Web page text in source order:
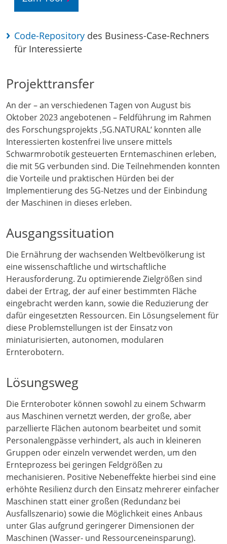
Code-Repository des Business-Case-Rechners
für Interessierte
Projekttransfer
An der – an verschiedenen Tagen von August bis
Oktober 2023 angebotenen – Feldführung im Rahmen
des Forschungsprojekts ‚5G.NATURAL‘ konnten alle
Interessierten kostenfrei live unsere mittels
Schwarmrobotik gesteuerten Erntemaschinen erleben,
die mit 5G verbunden sind. Die Teilnehmenden konnten
die Vorteile und praktischen Hürden bei der
Implementierung des 5G-Netzes und der Einbindung
der Maschinen in dieses erleben.
Ausgangssituation
Die Ernährung der wachsenden Weltbevölkerung ist
eine wissenschaftliche und wirtschaftliche
Herausforderung. Zu optimierende Zielgrößen sind
dabei der Ertrag, der auf einer bestimmten Fläche
eingebracht werden kann, sowie die Reduzierung der
dafür eingesetzten Ressourcen. Ein Lösungselement für
diese Problemstellungen ist der Einsatz von
miniaturisierten, autonomen, modularen
Ernterobotern.
Lösungsweg
Die Ernteroboter können sowohl zu einem Schwarm
aus Maschinen vernetzt werden, der große, aber
parzellierte Flächen autonom bearbeitet und somit
Personalengpässe verhindert, als auch in kleineren
Gruppen oder einzeln verwendet werden, um den
Ernteprozess bei geringen Feldgrößen zu
mechanisieren. Positive Nebeneffekte hierbei sind eine
erhöhte Resilienz durch den Einsatz mehrerer einfacher
Maschinen statt einer großen (Redundanz bei
Ausfallszenario) sowie die Möglichkeit eines Anbaus
unter Glas aufgrund geringerer Dimensionen der
Maschinen (Wasser- und Ressourceneinsparung).